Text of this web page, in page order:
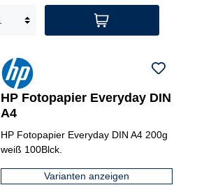
HP Fotopapier Everyday DIN
A4
HP Fotopapier Everyday DIN A4 200g
weiß 100Blck.
Varianten anzeigen